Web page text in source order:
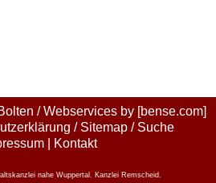
/ Webservices by [bense.com]
/ Sitemap/ Suche
Kontakt
nahe Wuppertal Kanzlei Remscheid